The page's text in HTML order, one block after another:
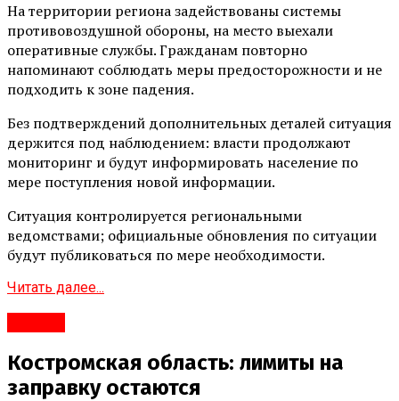
На территории региона задействованы системы
противовоздушной обороны, на место выехали
оперативные службы. Гражданам повторно
напоминают соблюдать меры предосторожности и не
подходить к зоне падения.
Без подтверждений дополнительных деталей ситуация
держится под наблюдением: власти продолжают
мониторинг и будут информировать население по
мере поступления новой информации.
Ситуация контролируется региональными
ведомствами; официальные обновления по ситуации
будут публиковаться по мере необходимости.
Читать далее...
Костромская область: лимиты на
заправку остаются